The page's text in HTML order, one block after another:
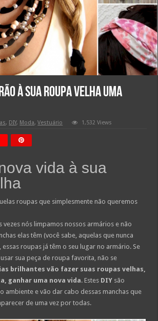
à sua roupa velha uma
, DIY, Moda,Vestuário 1,532 Views
vida à sua
roupas que simplesmente não queremos
vezes nós limpamos nossos armários e não
elas têm (você sabe, aquelas que nunca
roupas já têm o seu lugar no armário. Se
sua peça de roupa favorita, não se
brilhantes vão fazer suas roupas velhas,
ganhar uma nova vida. Estes DIY são
ambiente e vão dar cabo dessas manchas que
de uma vez por todas.